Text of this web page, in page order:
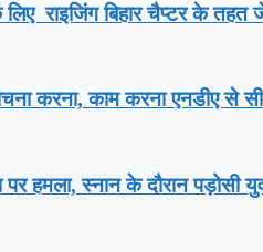
लिए राइजिंग बिहार चैप्टर के
करना, काम करना एनडीए से
पर हमला, स्नान के दौरान पड़ोसी